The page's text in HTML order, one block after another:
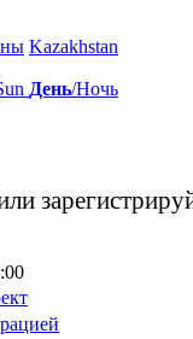
Kazakhstan
День/Ночь